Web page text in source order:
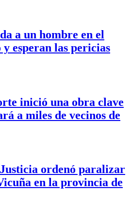
a un hombre en el
esperan las pericias
inició una obra clave
a miles de vecinos de
ordenó paralizar
en la provincia de